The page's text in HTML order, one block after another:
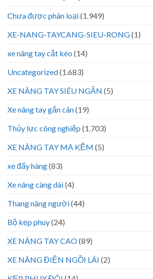
Chưa được phân loại(1.949)
XE-NANG-TAYCANG-SIEU-RONG(1)
xe nâng tay cắt kéo (14)
Uncategorized(1.683)
XE NÂNG TAY SIÊU NGẮN (5)
Xe nâng tay gắn cân(19)
Thủy lực công nghiệp (1.703)
XE NÂNG TAY MẠ KẼM (5)
xe đẩy hàng(83)
Xe nâng càng dài(4)
Thang nâng người(44)
Bộ kẹp phuy(24)
XE NÂNG TAY CAO(89)
XE NÂNG ĐIỆN NGỒI LÁI (2)